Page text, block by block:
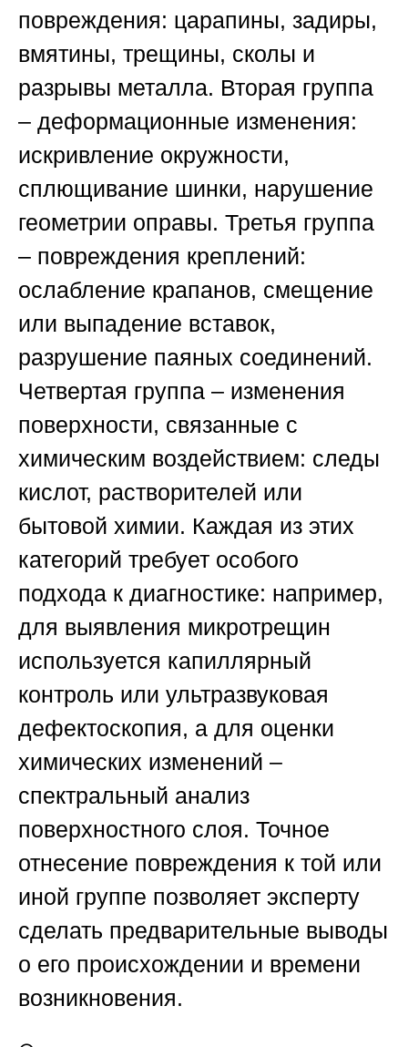
повреждения: царапины, задиры,
вмятины, трещины, сколы и
разрывы металла. Вторая группа
– деформационные изменения:
искривление окружности,
сплющивание шинки, нарушение
геометрии оправы. Третья группа
– повреждения креплений:
ослабление крапанов, смещение
или выпадение вставок,
разрушение паяных соединений.
Четвертая группа – изменения
поверхности, связанные с
химическим воздействием: следы
кислот, растворителей или
бытовой химии. Каждая из этих
категорий требует особого
подхода к диагностике: например,
для выявления микротрещин
используется капиллярный
контроль или ультразвуковая
дефектоскопия, а для оценки
химических изменений –
спектральный анализ
поверхностного слоя. Точное
отнесение повреждения к той или
иной группе позволяет эксперту
сделать предварительные выводы
о его происхождении и времени
возникновения.